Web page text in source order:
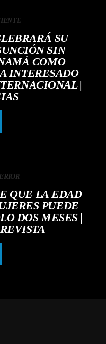
SU
SIN
COMO
INTERESADO
|
QUE LA EDAD
PUEDE
DOS MESES |